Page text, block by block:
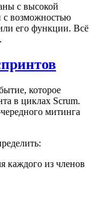
с высокой
с возможностью
его функции. Всё
которое
в циклах Scrum.
митинга
каждого из членов